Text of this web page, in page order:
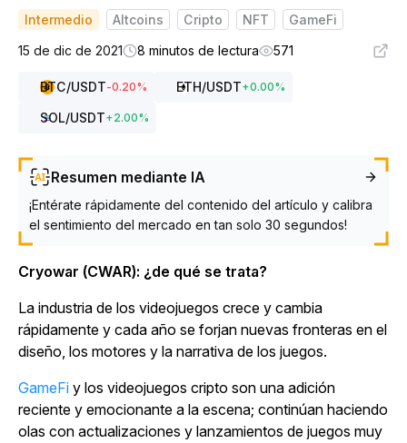
Intermedio Altcoins Cripto NFT
GameFi
15 de dic de 2021
8 minutos de lectura 571
BTC/USDT-0.20% ETH/USDT+0.00%
SOL/USDT+2.00%
Resumen mediante IA
¡Entérate rápidamente del contenido del artículo y calibra
el sentimiento del mercado en tan solo 30 segundos!
Cryowar (CWAR): ¿de qué se trata?
La industria de los videojuegos crece y cambia
rápidamente y cada año se forjan nuevas fronteras en el
diseño, los motores y la narrativa de los juegos.
GameFi y los videojuegos cripto son una adición
reciente y emocionante a la escena; continúan haciendo
olas con actualizaciones y lanzamientos de juegos muy